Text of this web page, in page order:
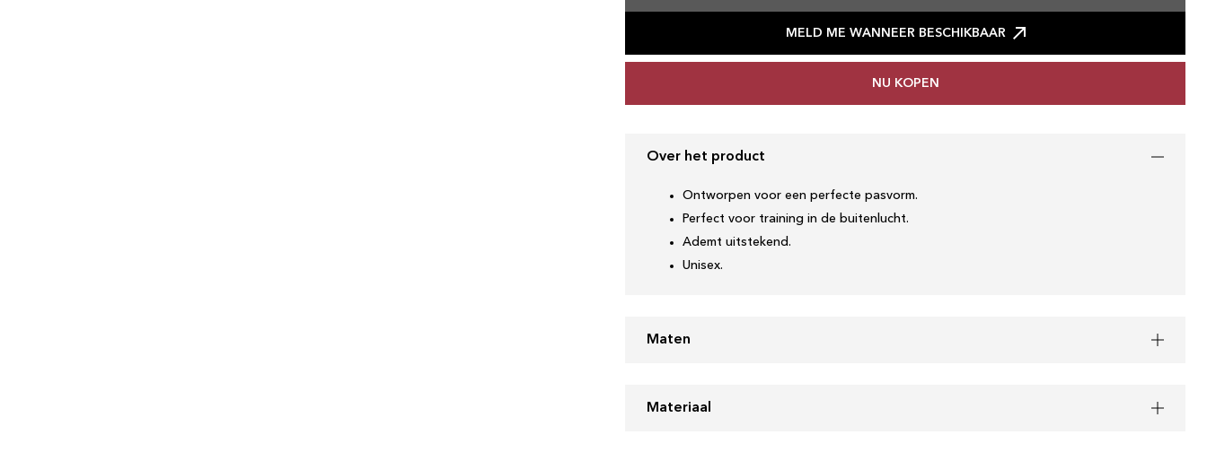
MELD ME WANNEER BESCHIKBAAR
NU KOPEN
Over het product
Ontworpen voor een perfecte pasvorm.
Perfect voor training in de buitenlucht.
Ademt uitstekend.
Unisex.
Maten
Materiaal